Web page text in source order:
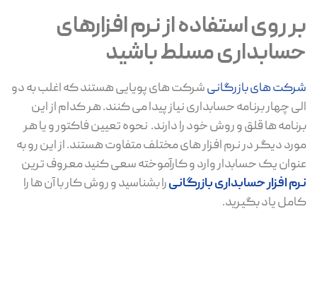
بر روی استفاده از نرم افزارهای
حسابداری مسلط باشید
شرکت های بازرگانیشرکت های پویایی هستند که اغلب به دو
الی چهار برنامه حسابداری نیاز پیدا می کنند. هر کدام از این
برنامه ها قلق و روش خود را دارند. نحوه تعیین فاکتور و یا هر
مورد دیگر در نرم افزار های مختلف متفاوت هستند. از این رو به
عنوان یک حسابدار وارد و کارآموخته سعی کنید معروف ترین
نرم افزار حسابداری بازرگانیرا بشناسید و روش کار با آن ها را
کامل یاد بگیرید.